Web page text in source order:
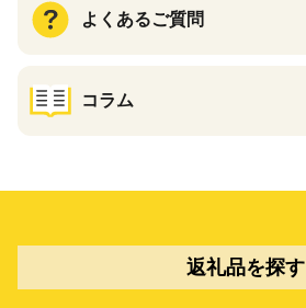
よくあるご質問
コラム
返礼品を探す